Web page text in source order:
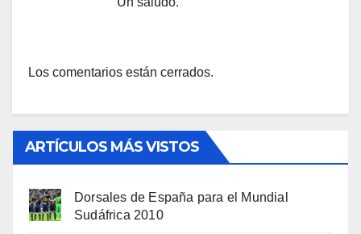
Los comentarios están cerrados.
ARTÍCULOS MÁS VISTOS
Dorsales de España para el Mundial
Sudáfrica 2010